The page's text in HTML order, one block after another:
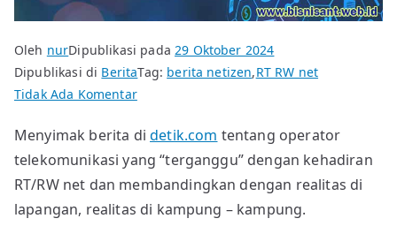
Oleh nurDipublikasi pada29 Oktober 2024
Dipublikasi di BeritaTag: berita netizen,RT RW net
Tidak Ada Komentarpada
Net
jadi
ancaman
kah?
Menyimak berita didetik.com tentang operator
telekomunikasi yang “terganggu” dengan kehadiran
RT/RW net dan membandingkan dengan realitas di
lapangan, realitas di kampung – kampung.